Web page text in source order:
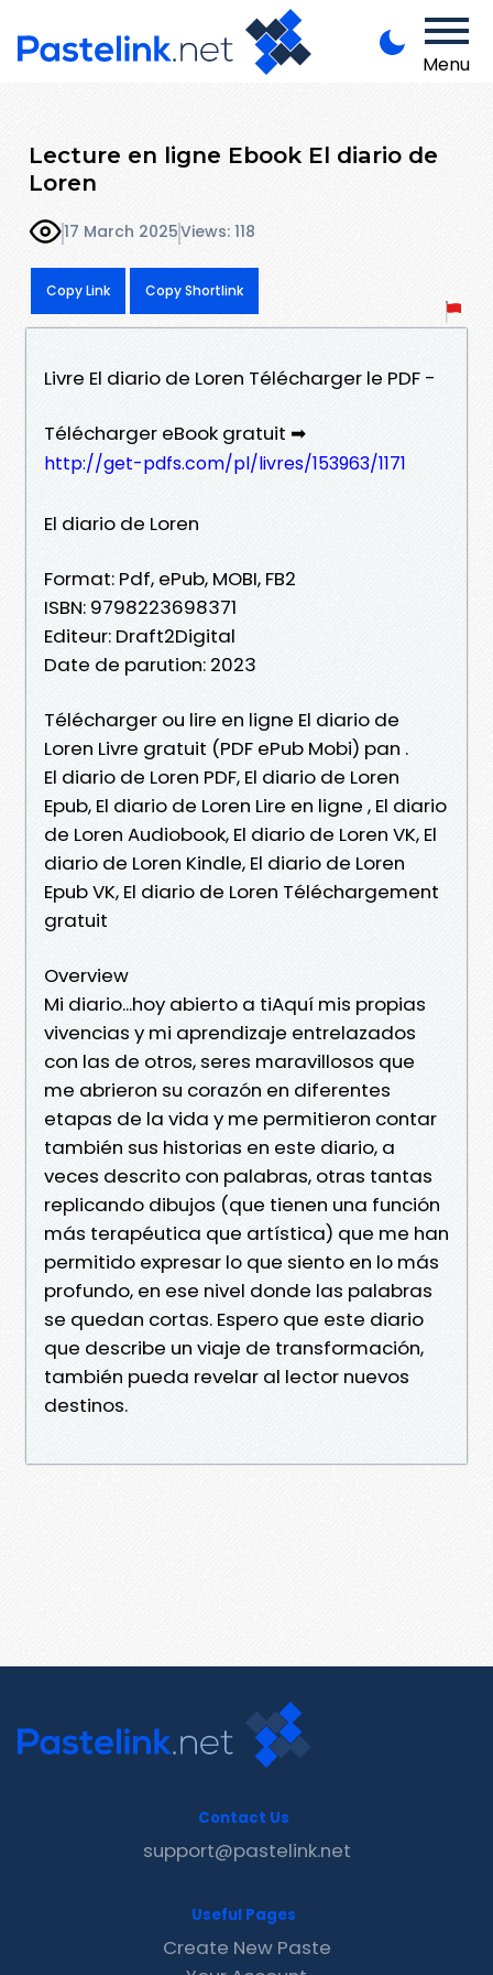
Menu
Lecture en ligne Ebook El diario de
Loren
17 March 2025Views: 118
Copy Link Copy Shortlink
Livre El diario de Loren Télécharger le PDF -
Télécharger eBook gratuit ➡
http://get-pdfs.com/pl/livres/153963/1171
El diario de Loren
Format: Pdf, ePub, MOBI, FB2
ISBN: 9798223698371
Editeur: Draft2Digital
Date de parution: 2023
Télécharger ou lire en ligne El diario de
Loren Livre gratuit (PDF ePub Mobi) pan .
El diario de Loren PDF, El diario de Loren
Epub, El diario de Loren Lire en ligne , El diario
de Loren Audiobook, El diario de Loren VK, El
diario de Loren Kindle, El diario de Loren
Epub VK, El diario de Loren Téléchargement
gratuit
Overview
Mi diario...hoy abierto a tiAquí mis propias
vivencias y mi aprendizaje entrelazados
con las de otros, seres maravillosos que
me abrieron su corazón en diferentes
etapas de la vida y me permitieron contar
también sus historias en este diario, a
veces descrito con palabras, otras tantas
replicando dibujos (que tienen una función
más terapéutica que artística) que me han
permitido expresar lo que siento en lo más
profundo, en ese nivel donde las palabras
se quedan cortas. Espero que este diario
que describe un viaje de transformación,
también pueda revelar al lector nuevos
destinos.
Contact Us
support@pastelink.net
Useful Pages
Create New Paste